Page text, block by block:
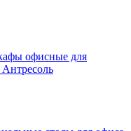
офисные для
Антресоль